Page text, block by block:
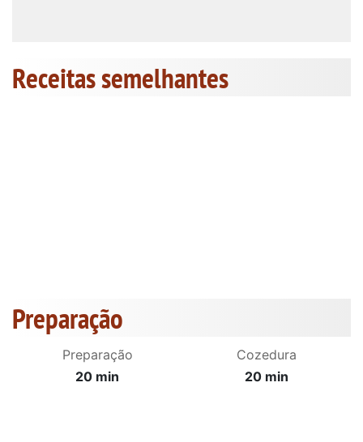
Receitas semelhantes
Preparação
Preparação
20 min
Cozedura
20 min